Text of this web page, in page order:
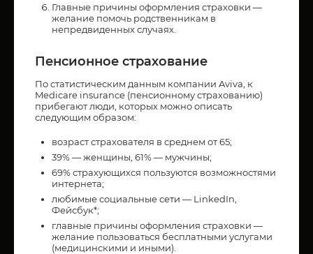
Главные причины оформления страховки —
желание помочь родственникам в
непредвиденных случаях.
Пенсионное страхование
По статистическим данным компании Aviva, к
Medicare insurance (пенсионному страхованию)
прибегают люди, которых можно описать
следующим образом:
возраст страхователя в среднем от 65;
39% — женщины, 61% — мужчины;
69% страхующихся пользуются возможностями
интернета;
любимые социальные сети — LinkedIn,
Фейсбук*;
главные причины оформления страховки —
желание пользоваться бесплатными услугами
(медицинскими и иными).